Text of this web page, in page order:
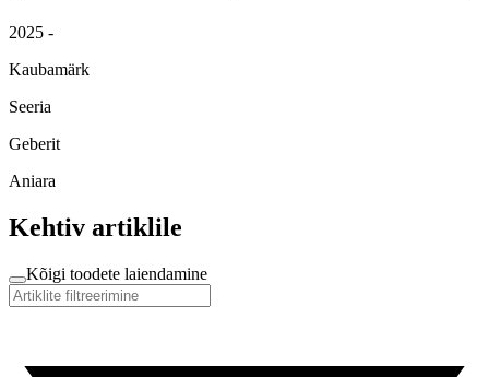
2025 -
Kaubamärk
Seeria
Geberit
Aniara
Kehtiv artiklile
Kõigi toodete laiendamine